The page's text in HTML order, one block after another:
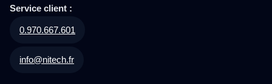
Service client :
0.970.667.601
info@nitech.fr